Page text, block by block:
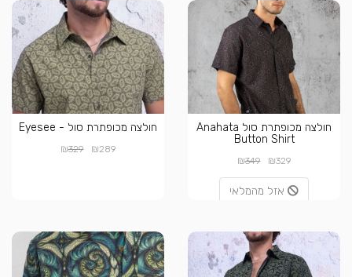
חולצה מכופתרת סול Anahata
Button Shirt
₪329
₪349
אזל מהמלאי
חולצה מכופתרת סול - Eyesee
₪289
₪329